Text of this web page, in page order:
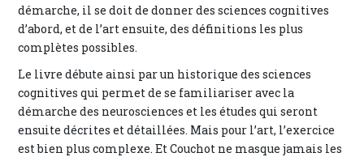
démarche, il se doit de donner des sciences cognitives
d’abord, et de l’art ensuite, des définitions les plus
complètes possibles.
Le livre débute ainsi par un historique des sciences
cognitives qui permet de se familiariser avec la
démarche des neurosciences et les études qui seront
ensuite décrites et détaillées. Mais pour l’art, l’exercice
est bien plus complexe. Et Couchot ne masque jamais les